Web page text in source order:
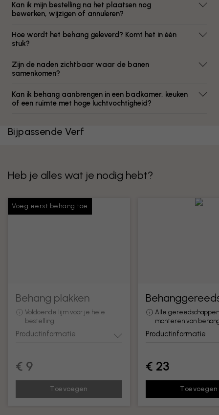
Kan ik mijn bestelling na het plaatsen nog
bewerken, wijzigen of annuleren?
Hoe wordt het behang geleverd? Komt het in één
stuk?
Zijn de naden zichtbaar waar de banen
samenkomen?
Kan ik behang aanbrengen in een badkamer, keuken
of een ruimte met hoge luchtvochtigheid?
Bijpassende Verf
Heb je alles wat je nodig hebt?
Voeg eerst behang toe
Behang plakken
Voldoende lijm voor je hele
bestelling
Productinformatie
€ 9
Toevoegen
Alle
monteren van
Productinformatie
€ 23
Toevoegen